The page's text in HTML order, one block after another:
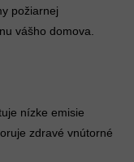
požiarnej
vášho domova.
nízke emisie
zdravé vnútorné